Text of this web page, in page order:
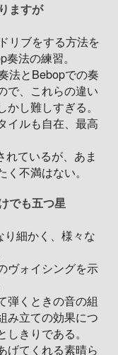
ますが
リブをする方法を
法の練習。
法とBebopでの奏
で、これらの違い
し難しすぎる。
イルも自在、最高
ているが、あま
不満はない。
でも五つ星
細かく、様々な
ヴォイシングを示
弾くときの音の組
み立ての効果につ
きりである。
げてくれる素晴ら